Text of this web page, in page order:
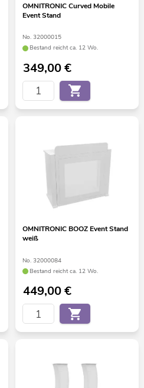
OMNITRONIC Curved Mobile
Event Stand
No. 32000015
Bestand reicht ca. 12 Wo.
349,00€
OMNITRONIC BOOZ Event Stand
weiß
No. 32000084
Bestand reicht ca. 12 Wo.
449,00€